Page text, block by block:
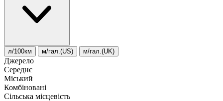
л/100км м/гал.(US) м/гал.(UK)
Джерело
Середнє
Міський
Комбіновані
Сільська місцевість